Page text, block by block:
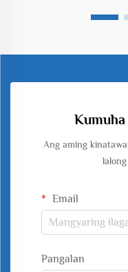
Ang aming
Email
Pangalan